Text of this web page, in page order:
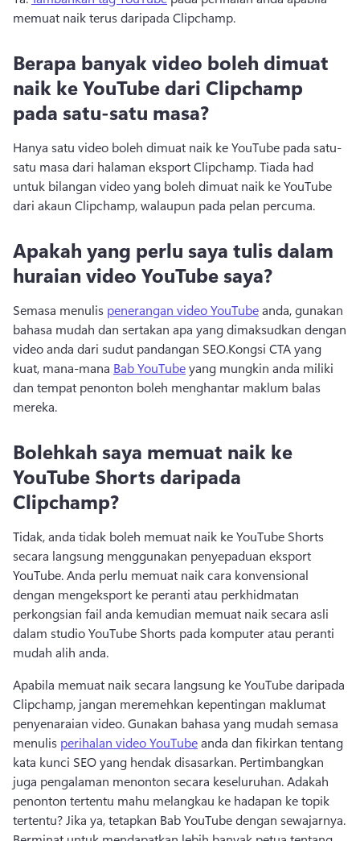
memuat naik terus daripada Clipchamp.
Berapa banyak video boleh dimuat
naik ke YouTube dari Clipchamp
pada satu-satu masa?
Hanya satu video boleh dimuat naik ke YouTube pada satu-
satu masa dari halaman eksport Clipchamp. Tiada had
untuk bilangan video yang boleh dimuat naik ke YouTube
dari akaun Clipchamp, walaupun pada pelan percuma.
Apakah yang perlu saya tulis dalam
huraian video YouTube saya?
Semasa menulis penerangan video YouTube anda, gunakan
bahasa mudah dan sertakan apa yang dimaksudkan dengan
video anda dari sudut pandangan SEO.Kongsi CTA yang
kuat, mana-mana Bab YouTube yang mungkin anda miliki
dan tempat penonton boleh menghantar maklum balas
mereka.
Bolehkah saya memuat naik ke
YouTube Shorts daripada
Clipchamp?
Tidak, anda tidak boleh memuat naik ke YouTube Shorts
secara langsung menggunakan penyepaduan eksport
YouTube. Anda perlu memuat naik cara konvensional
dengan mengeksport ke peranti atau perkhidmatan
perkongsian fail anda kemudian memuat naik secara asli
dalam studio YouTube Shorts pada komputer atau peranti
mudah alih anda.
Apabila memuat naik secara langsung ke YouTube daripada
Clipchamp, jangan meremehkan kepentingan maklumat
penyenaraian video. Gunakan bahasa yang mudah semasa
menulis perihalan video YouTube
kata kunci SEO yang hendak disasarkan. Pertimbangkan
juga pengalaman menonton secara keseluruhan. Adakah
penonton tertentu mahu melangkau ke hadapan ke topik
tertentu? Jika ya, tetapkan Bab YouTube